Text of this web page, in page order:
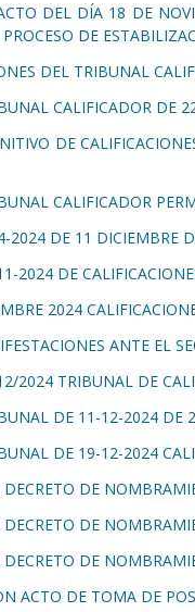
DEL DÍA 18 DE
DE
DEL TRIBUNAL
CALIFICADOR DE
DE
CALIFICADOR
2024 DE 11 DICIEMBRE
2024 DE
2024
ANTE EL
2024 TRIBUNAL DE
DE 11-12-2024 DE
DE 19-12-2024
DE
DE
DE
ACTO DE TOMA DE